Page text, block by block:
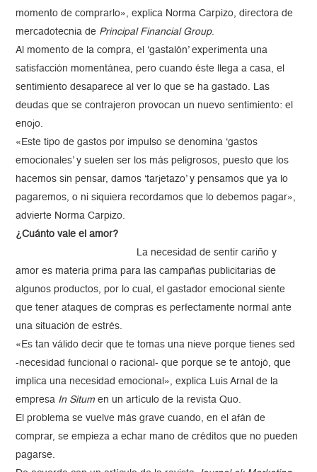
momento de comprarlo», explica Norma Carpizo, directora de
mercadotecnia de Principal Financial Group.
Al momento de la compra, el ‘gastalón’ experimenta una
satisfacción momentánea, pero cuando éste llega a casa, el
sentimiento desaparece al ver lo que se ha gastado. Las
deudas que se contrajeron provocan un nuevo sentimiento: el
enojo.
«Este tipo de gastos por impulso se denomina ‘gastos
emocionales’ y suelen ser los más peligrosos, puesto que los
hacemos sin pensar, damos ‘tarjetazo’ y pensamos que ya lo
pagaremos, o ni siquiera recordamos que lo debemos pagar»,
advierte Norma Carpizo.
¿Cuánto vale el amor?
La necesidad de sentir cariño y
amor es materia prima para las campañas publicitarias de
algunos productos, por lo cual, el gastador emocional siente
que tener ataques de compras es perfectamente normal ante
una situación de estrés.
«Es tan válido decir que te tomas una nieve porque tienes sed
-necesidad funcional o racional- que porque se te antojó, que
implica una necesidad emocional», explica Luis Arnal de la
empresa In Situm en un artículo de la revista Quo.
El problema se vuelve más grave cuando, en el afán de
comprar, se empieza a echar mano de créditos que no pueden
pagarse.